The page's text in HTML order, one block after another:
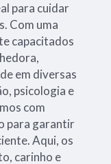
para cuidar
Com uma
capacitados
em diversas
psicologia e
com
para garantir
Aqui, os
carinho e